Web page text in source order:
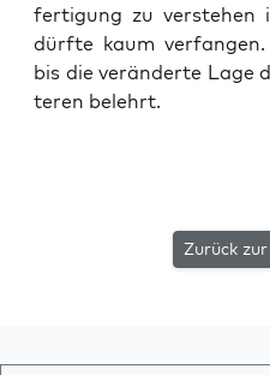
fer­ti­gung zu ver­ste­hen
dürf­te kaum
bis die ver­än­der­te Lage
te­ren belehrt.
Zurück